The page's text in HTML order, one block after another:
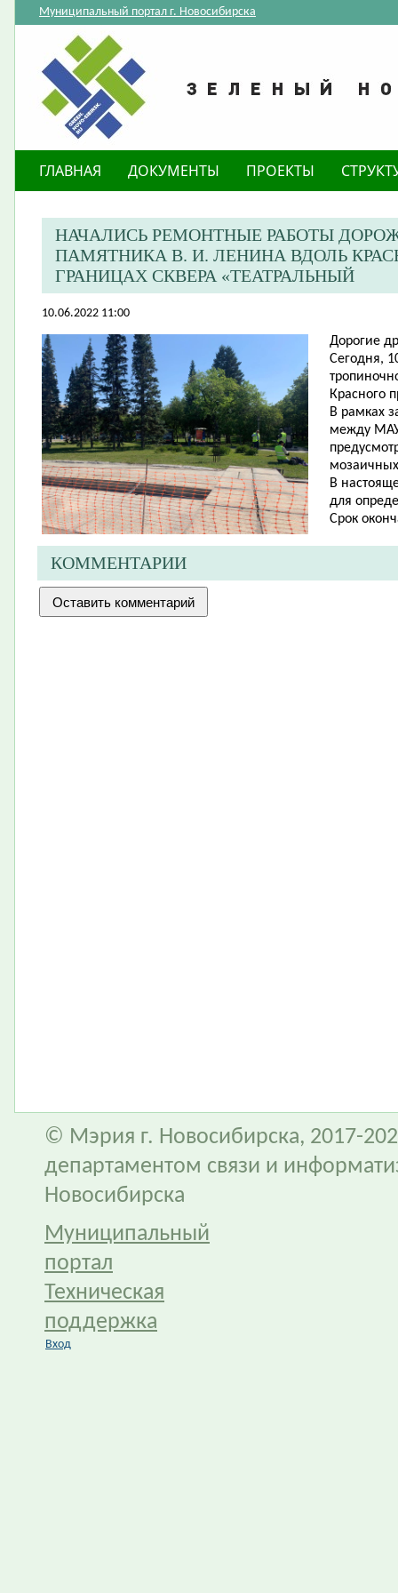
Муниципальный портал г. Новосибирска
ГЛАВНАЯ ДОКУМЕНТЫ ПРОЕКТЫ
НАЧАЛИСЬ РЕМОНТНЫЕ РАБОТЫ
ПАМЯТНИКА В. И. ЛЕНИНА ВДОЛЬ
ГРАНИЦАХ СКВЕРА «ТЕАТРАЛЬНЫЙ
10.06.2022 11:00
Дорогие
Сегодня,
Красного
В рамках
между МАУ
В
для
Срок
КОММЕНТАРИИ
© Мэрия г. Новосибирска, 2017-
департаментом связи и
Новосибирска
Муниципальный
портал
Техническая
поддержка
Вход